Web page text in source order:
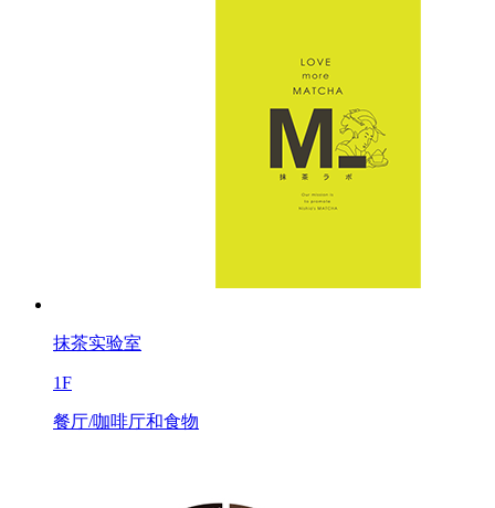
抹茶实验室
1F
餐厅/咖啡厅和食物